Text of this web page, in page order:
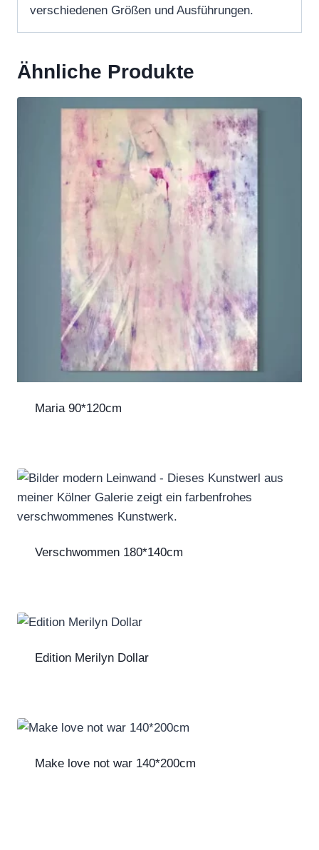
verschiedenen Größen und Ausführungen.
Ähnliche Produkte
Maria 90*120cm
Verschwommen 180*140cm
Edition Merilyn Dollar
Make love not war 140*200cm